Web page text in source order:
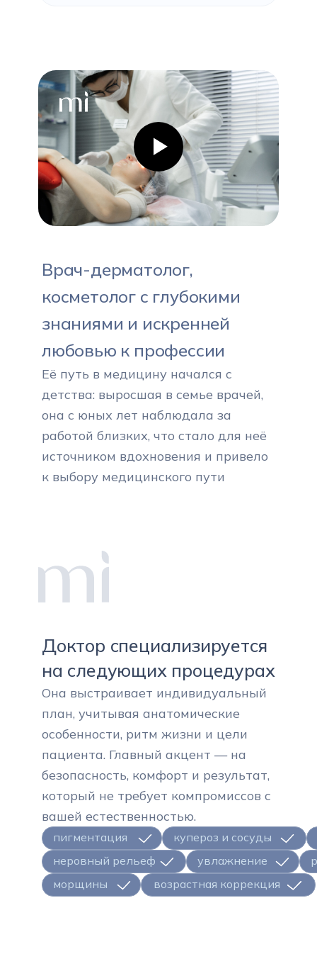
Врач-дерматолог,
косметолог с глубокими
знаниями и искренней
любовью к профессии
Её путь в медицину начался с
детства: выросшая в семье врачей,
она с юных лет наблюдала за
работой близких, что стало для неё
источником вдохновения и привело
к выбору медицинского пути
Доктор специализируется
на следующих процедурах
Она выстраивает индивидуальный
план, учитывая анатомические
особенности, ритм жизни и цели
пациента. Главный акцент — на
безопасность, комфорт и результат,
который не требует компромиссов с
вашей естественностью.
пигментация
купероз и сосуды
неровный рельеф
увлажнение
морщины
возрастная коррекция